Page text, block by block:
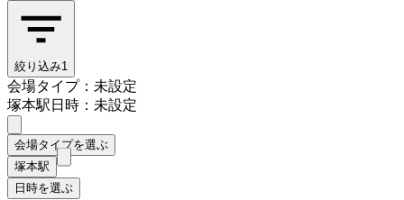
絞り込み1
会場タイプ：未設定
塚本駅日時：未設定
会場タイプを選ぶ
塚本駅
日時を選ぶ